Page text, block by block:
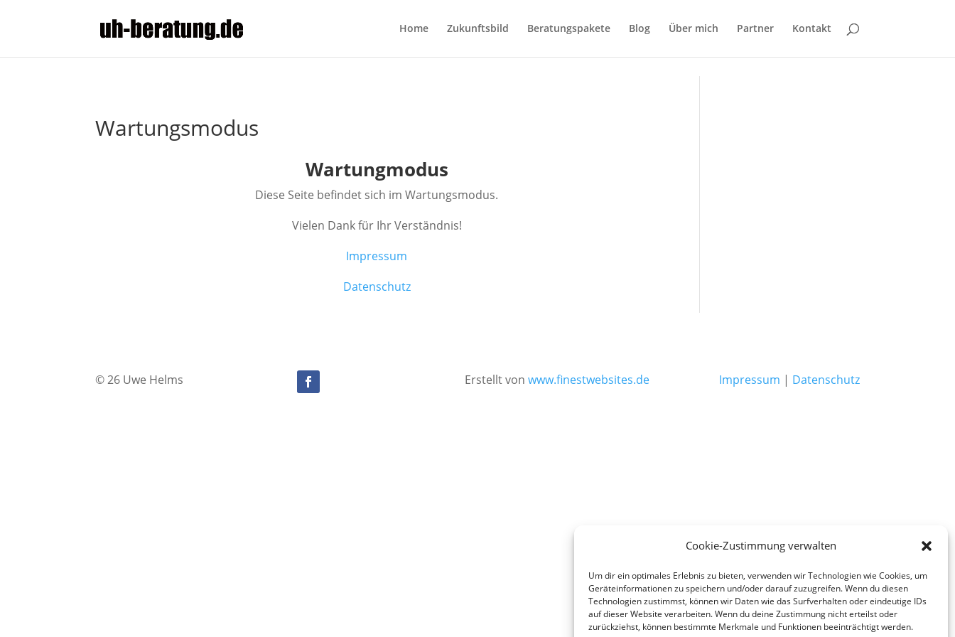
Cookie-Zustimmung verwalten
Um dir ein optimales Erlebnis zu bieten, verwenden wir Technologien wie Cookies, um
Geräteinformationen zu speichern und/oder darauf zuzugreifen. Wenn du diesen
Technologien zustimmst, können wir Daten wie das Surfverhalten oder eindeutige IDs
auf dieser Website verarbeiten. Wenn du deine Zustimmung nicht erteilst oder
zurückziehst, können bestimmte Merkmale und Funktionen beeinträchtigt werden.
Home Zukunftsbild Beratungspakete Blog Über mich Partner Kontakt
Wartungsmodus
Wartungmodus
Diese Seite befindet sich im Wartungsmodus.
Vielen Dank für Ihr Verständnis!
Impressum
Datenschutz
© 26 Uwe Helms Erstellt von www.finestwebsites.de Impressum | Datenschutz